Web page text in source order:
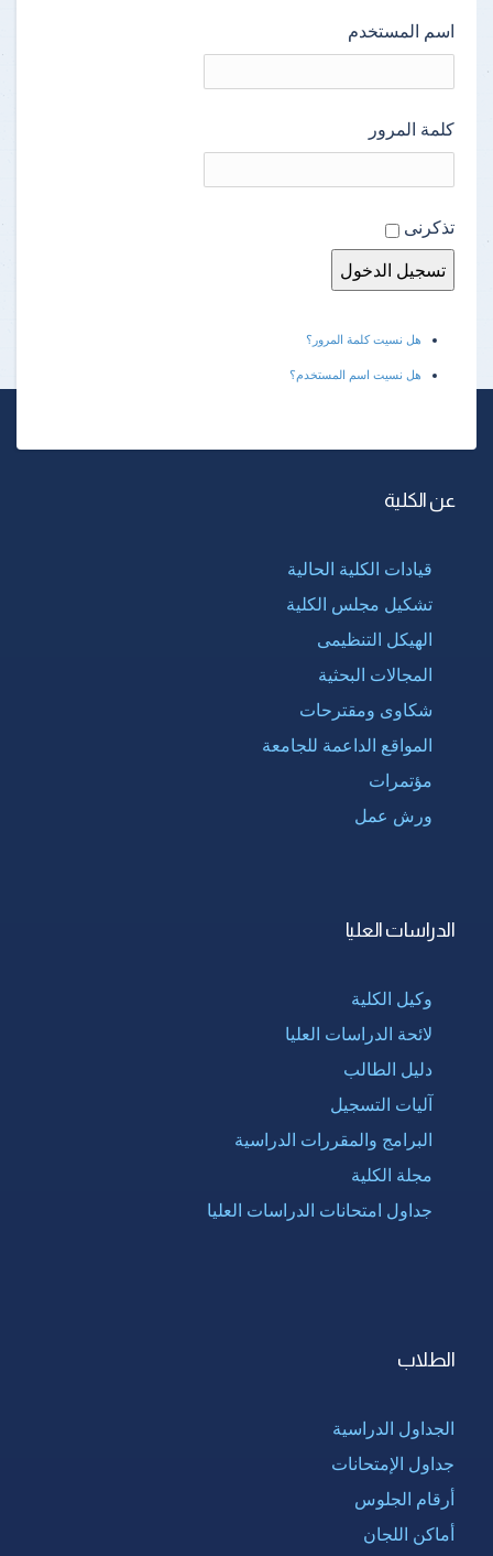
اسم المستخدم
كلمة المرور
تذكرنى
هل نسيت كلمة المرور؟
هل نسيت اسم المستخدم؟
عن الكلية
قيادات الكلية الحالية
تشكيل مجلس الكلية
الهيكل التنظيمى
المجالات البحثية
شكاوى ومقترحات
المواقع الداعمة للجامعة
مؤتمرات
ورش عمل
الدراسات العليا
وكيل الكلية
لائحة الدراسات العليا
دليل الطالب
آليات التسجيل
البرامج والمقررات الدراسية
مجلة الكلية
جداول امتحانات الدراسات العليا
الطلاب
الجداول الدراسية
جداول الإمتحانات
أرقام الجلوس
أماكن اللجان